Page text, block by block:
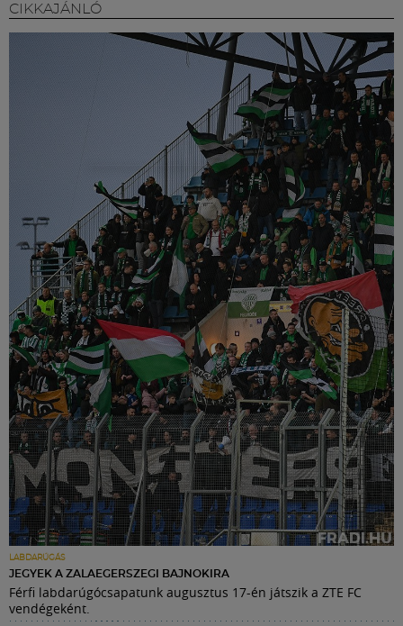
CIKKAJÁNLÓ
LABDARÚGÁS
JEGYEK A ZALAEGERSZEGI BAJNOKIRA
Férfi labdarúgócsapatunk augusztus 17-én játszik a ZTE FC
vendégeként.